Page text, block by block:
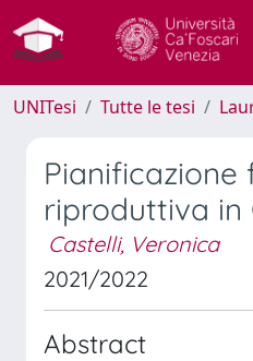
UNITesi Tutte le tesi
riproduttiva in
Castelli, Veronica
2021/2022
Abstract